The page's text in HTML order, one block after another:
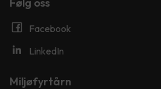
Facebook
LinkedIn
Miljøfyrtårn